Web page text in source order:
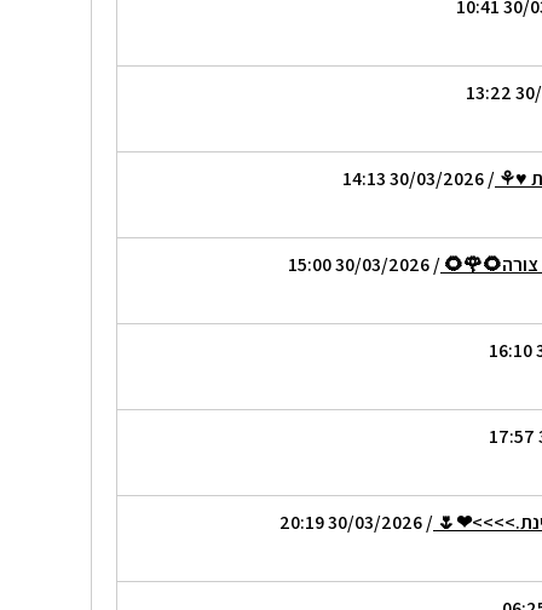
♥⚘
/ 30/03/2026 14:13
/ 30/03/2026 15:00
/ 30/03/2026 20:19